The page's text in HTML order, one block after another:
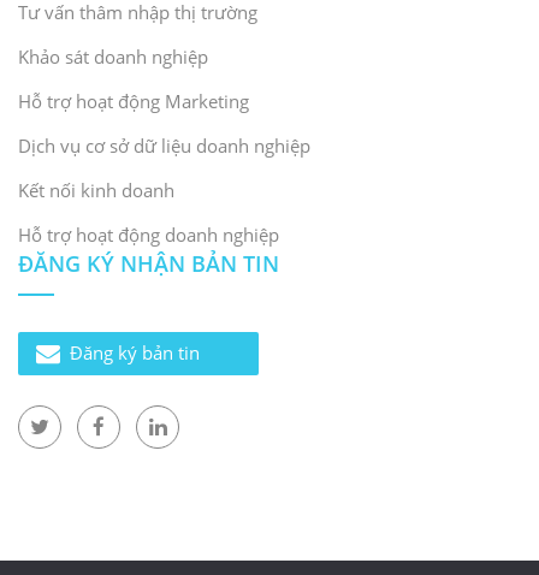
Tư vấn thâm nhập thị trường
Khảo sát doanh nghiệp
Hỗ trợ hoạt động Marketing
Dịch vụ cơ sở dữ liệu doanh nghiệp
Kết nối kinh doanh
Hỗ trợ hoạt động doanh nghiệp
ĐĂNG KÝ NHẬN BẢN TIN
Đăng ký bản tin